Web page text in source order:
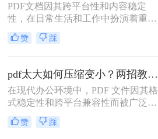
PDF文档因其跨平台性和内容稳定
性，在日常生活和工作中扮演着重要
角色。然而，有时PDF文件过大，会
影响传输速度或占用过多存储空间。
压缩PDF的方法。
赞 踩
pdf太大如何压缩变小？两招教你轻松压缩！
在现代办公环境中，PDF 文件因其格
式稳定性和跨平台兼容性而被广泛使
用。然而，当这些文件变得过大时，
它们不仅占用大量存储空间，而且在
赞 踩